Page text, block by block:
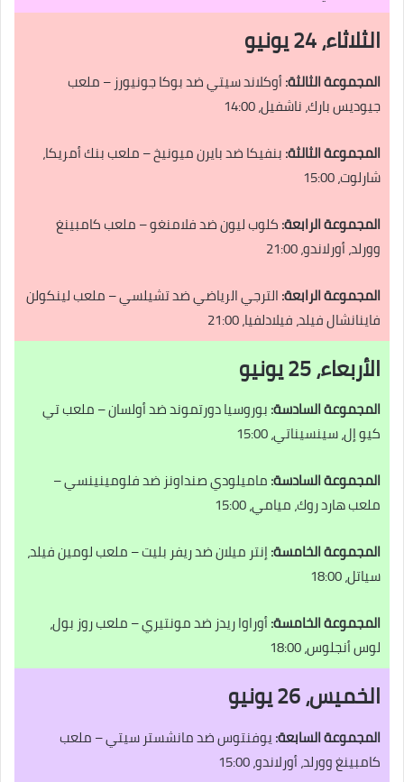
الثلاثاء، 24 يونيو
المجموعة الثالثة:أوكلاند سيتي ضد بوكا جونيورز – ملعب
جيوديس بارك، ناشفيل، 14:00
المجموعة الثالثة:بنفيكا ضد بايرن ميونيخ – ملعب بنك أمريكا،
شارلوت، 15:00
المجموعة الرابعة:كلوب ليون ضد فلامنغو – ملعب كامبينغ
وورلد، أورلاندو، 21:00
المجموعة الرابعة:الترجي الرياضي ضد تشيلسي – ملعب لينكولن
فاينانشال فيلد، فيلادلفيا، 21:00
الأربعاء، 25 يونيو
المجموعة السادسة:بوروسيا دورتموند ضد أولسان – ملعب تي
كيو إل، سينسيناتي، 15:00
المجموعة السادسة:ماميلودي صنداونز ضد فلومينينسي –
ملعب هارد روك، ميامي، 15:00
المجموعة الخامسة:إنتر ميلان ضد ريفر بليت – ملعب لومين فيلد،
سياتل، 18:00
المجموعة الخامسة:أوراوا ريدز ضد مونتيري – ملعب روز بول،
لوس أنجلوس، 18:00
الخميس، 26 يونيو
المجموعة السابعة:يوفنتوس ضد مانشستر سيتي – ملعب
كامبينغ وورلد، أورلاندو، 15:00